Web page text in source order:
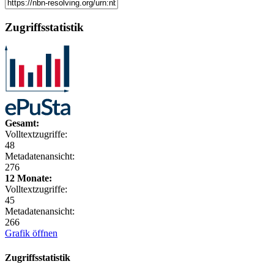
Zugriffsstatistik
Gesamt:
Volltextzugriffe:
48
Metadatenansicht:
276
12 Monate:
Volltextzugriffe:
45
Metadatenansicht:
266
Grafik öffnen
Zugriffsstatistik